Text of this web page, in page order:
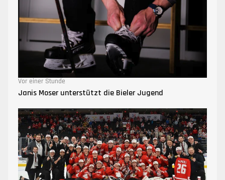
Vor einer Stunde
Janis Moser unterstützt die Bieler Jugend